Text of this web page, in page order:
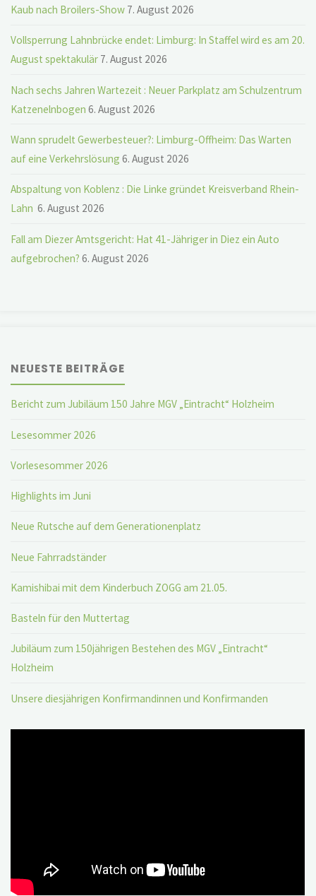
Kaub nach Broilers-Show 7. August 2026
Vollsperrung Lahnbrücke endet: Limburg: In Staffel wird es am 20.
August spektakulär 7. August 2026
Nach sechs Jahren Wartezeit : Neuer Parkplatz am Schulzentrum
Katzenelnbogen 6. August 2026
Wann sprudelt Gewerbesteuer?: Limburg-Offheim: Das Warten
auf eine Verkehrslösung 6. August 2026
Abspaltung von Koblenz : Die Linke gründet Kreisverband Rhein-
Lahn 6. August 2026
Fall am Diezer Amtsgericht: Hat 41-Jähriger in Diez ein Auto
aufgebrochen? 6. August 2026
NEUESTE BEITRÄGE
Bericht zum Jubiläum 150 Jahre MGV „Eintracht“ Holzheim
Lesesommer 2026
Vorlesesommer 2026
Highlights im Juni
Neue Rutsche auf dem Generationenplatz
Neue Fahrradständer
Kamishibai mit dem Kinderbuch ZOGG am 21.05.
Basteln für den Muttertag
Jubiläum zum 150jährigen Bestehen des MGV „Eintracht“
Holzheim
Unsere diesjährigen Konfirmandinnen und Konfirmanden